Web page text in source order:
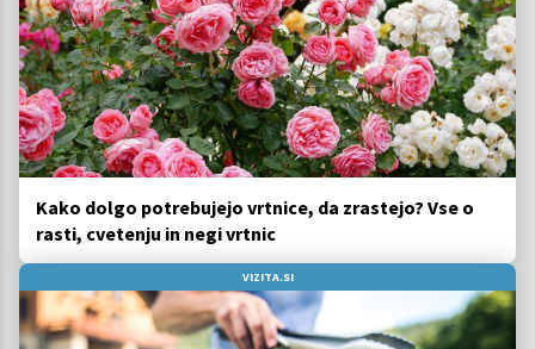
Kako dolgo potrebujejo vrtnice, da zrastejo? Vse o
rasti, cvetenju in negi vrtnic
VIZITA.SI